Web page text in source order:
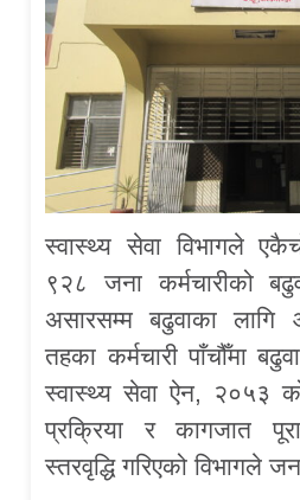
स्वास्थ्य सेवा विभागले
९२८ जना कर्मचारीको
असारसम्म बढुवाका लागि
तहका कर्मचारी पाँचौँमा
स्वास्थ्य सेवा ऐन, २०५३
प्रक्रिया र कागजात
स्तरवृद्धि गरिएको विभागले